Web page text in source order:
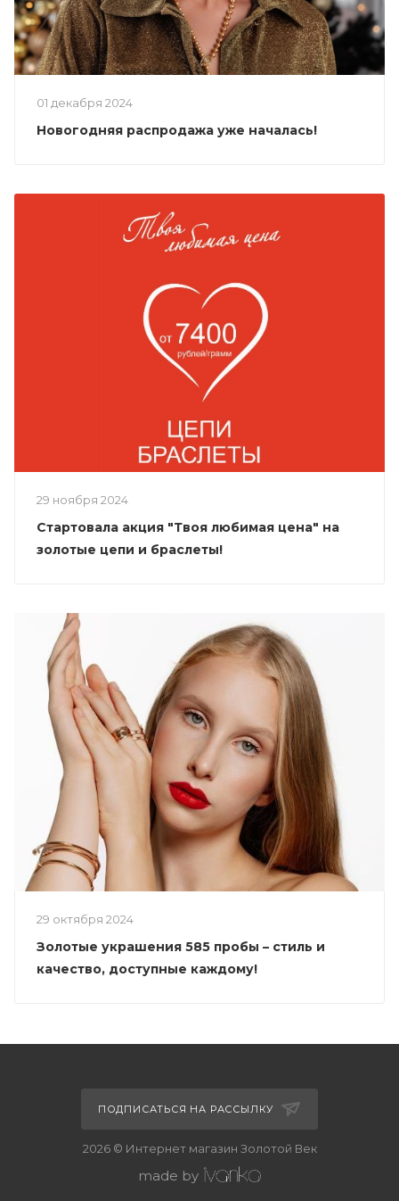
01 декабря 2024
Новогодняя распродажа уже началась!
29 ноября 2024
Стартовала акция "Твоя любимая цена" на
золотые цепи и браслеты!
29 октября 2024
Золотые украшения 585 пробы – стиль и
качество, доступные каждому!
ПОДПИСАТЬСЯ НА РАССЫЛКУ
2026 © Интернет магазин Золотой Век
made by